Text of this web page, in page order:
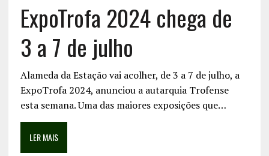
ExpoTrofa 2024 chega de
3 a 7 de julho
Alameda da Estação vai acolher, de 3 a 7 de julho, a
ExpoTrofa 2024, anunciou a autarquia Trofense
esta semana. Uma das maiores exposições que…
LER MAIS